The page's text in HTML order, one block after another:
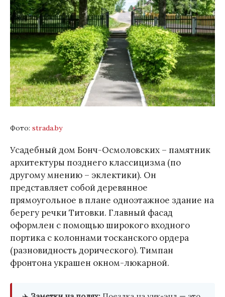
Фото: strada.by
Усадебный дом Бонч-Осмоловских – памятник
архитектуры позднего классицизма (по
другому мнению – эклектики). Он
представляет собой деревянное
прямоугольное в плане одноэтажное здание на
берегу речки Титовки. Главный фасад
оформлен с помощью широкого входного
портика с колоннами тосканского ордера
(разновидность дорического). Тимпан
фронтона украшен окном-люкарной.